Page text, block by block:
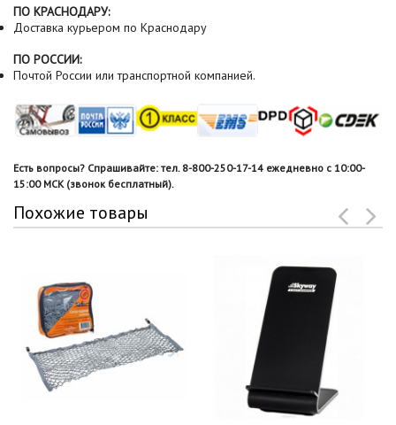
ПО КРАСНОДАРУ:
Доставка курьером по Краснодару
ПО РОССИИ:
Почтой России или транспортной компанией.
Есть вопросы? Спрашивайте: тел. 8-800-250-17-14 ежедневно с 10:00-
15:00 МСК (звонок бесплатный).
Похожие товары